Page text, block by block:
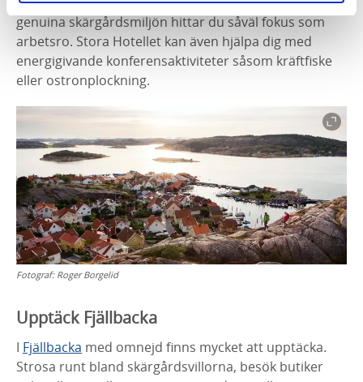
genuina skärgårdsmiljön hittar du såväl fokus som
arbetsro. Stora Hotellet kan även hjälpa dig med
energigivande konferensaktiviteter såsom kräftfiske
eller ostronplockning.
Fotograf: Roger Borgelid
Upptäck Fjällbacka
I Fjällbacka med omnejd finns mycket att upptäcka.
Strosa runt bland skärgårdsvillorna, besök butiker